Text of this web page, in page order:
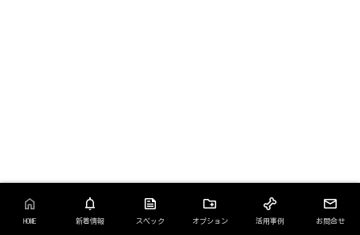
HOME 新着情報 スペック オプション 活用事例 お問合せ